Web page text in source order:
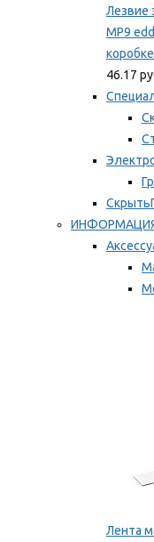
Лезвие
MP9
коробке
46.17
Скрыть
Лента